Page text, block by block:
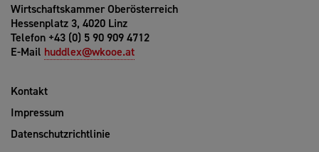
Wirtschaftskammer Oberösterreich
Hessenplatz 3, 4020 Linz
Telefon +43 (0) 5 90 909 4712
E-Mail huddlex@wkooe.at
Kontakt
Impressum
Datenschutzrichtlinie